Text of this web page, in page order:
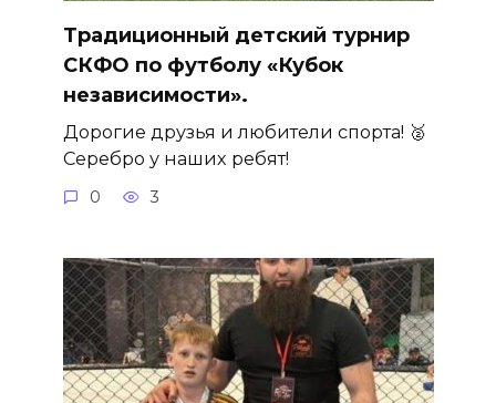
Традиционный детский турнир
СКФО по футболу «Кубок
независимости».
Дорогие друзья и любители спорта! 🥈
Серебро у наших ребят!
0 3